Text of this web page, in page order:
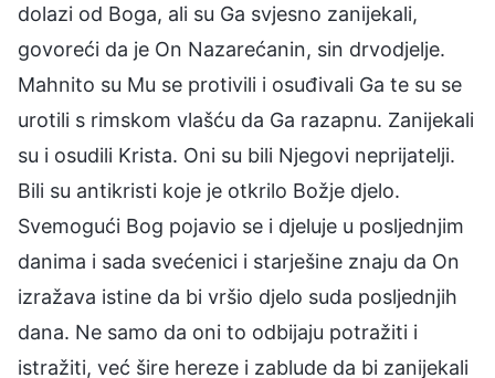
dolazi od Boga, ali su Ga svjesno zanijekali,
govoreći da je On Nazarećanin, sin drvodjelje.
Mahnito su Mu se protivili i osuđivali Ga te su se
urotili s rimskom vlašću da Ga razapnu. Zanijekali
su i osudili Krista. Oni su bili Njegovi neprijatelji.
Bili su antikristi koje je otkrilo Božje djelo.
Svemogući Bog pojavio se i djeluje u posljednjim
danima i sada svećenici i starješine znaju da On
izražava istine da bi vršio djelo suda posljednjih
dana. Ne samo da oni to odbijaju potražiti i
istražiti, već šire hereze i zablude da bi zanijekali